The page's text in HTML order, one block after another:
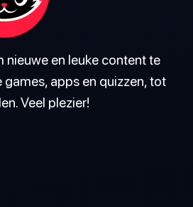
nieuwe en leuke content te
games, apps en quizzen, tot
Veel plezier!